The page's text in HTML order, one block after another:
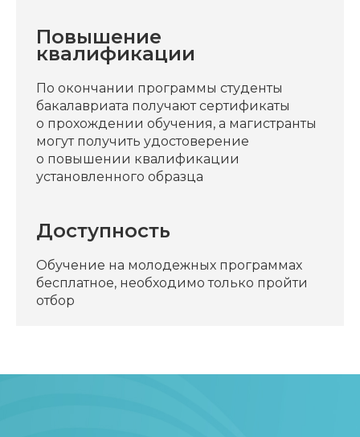
Повышение
квалификации
По окончании программы студенты
бакалавриата получают сертификаты
о прохождении обучения, а магистранты
могут получить удостоверение
о повышении квалификации
установленного образца
Доступность
Обучение на молодежных программах
бесплатное, необходимо только пройти
отбор